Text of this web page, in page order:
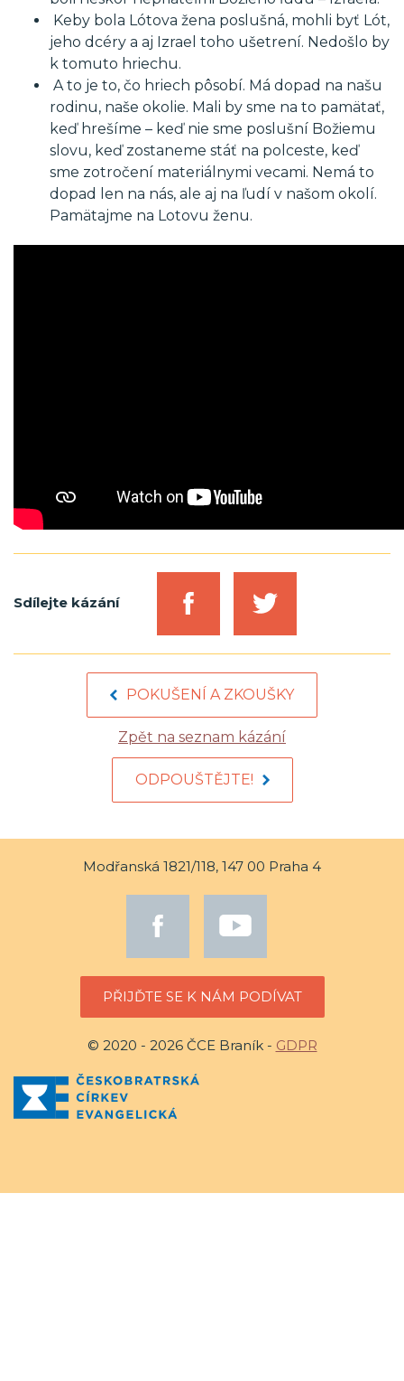
Keby bola Lótova žena poslušná, mohli byť Lót,
jeho dcéry a aj Izrael toho ušetrení. Nedošlo by
k tomuto hriechu.
A to je to, čo hriech pôsobí. Má dopad na našu
rodinu, naše okolie. Mali by sme na to pamätať,
keď hrešíme – keď nie sme poslušní Božiemu
slovu, keď zostaneme stáť na polceste, keď
sme zotročení materiálnymi vecami. Nemá to
dopad len na nás, ale aj na ľudí v našom okolí.
Pamätajme na Lotovu ženu.
Sdílejte kázání
POKUŠENÍ A ZKOUŠKY
Zpět na seznam kázání
ODPOUŠTĚJTE!
Modřanská 1821/118, 147 00 Praha 4
PŘIJĎTE SE K NÁM PODÍVAT
© 2020 - 2026 ČCE Braník - GDPR